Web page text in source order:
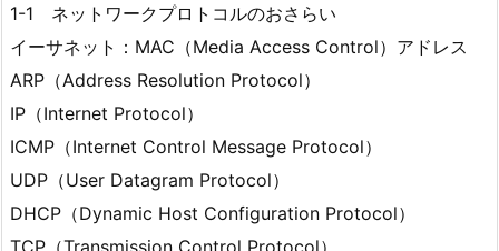
1-1 ネットワークプロトコルのおさらい
イーサネット：MAC（Media Access Control）アドレス
ARP（Address Resolution Protocol）
IP（Internet Protocol）
ICMP（Internet Control Message Protocol）
UDP（User Datagram Protocol）
DHCP（Dynamic Host Configuration Protocol）